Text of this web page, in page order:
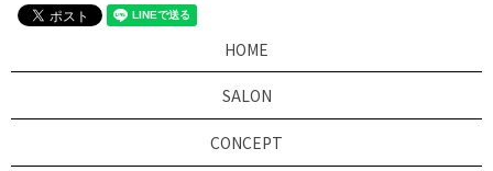
HOME
SALON
CONCEPT